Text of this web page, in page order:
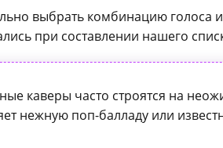
выбрать комбинацию голоса и
при составлении нашего
каверы часто строятся на
нежную поп-балладу или